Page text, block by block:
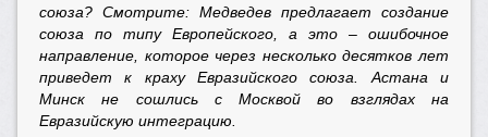
союза? Смотрите: Медведев предлагает создание
союза по типу Европейского, а это – ошибочное
направление, которое через несколько десятков лет
приведет к краху Евразийского союза. Астана и
Минск не сошлись с Москвой во взглядах на
Евразийскую интеграцию.